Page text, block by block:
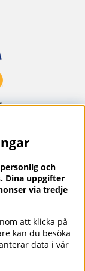
och
Dina uppgifter
via tredje
att klicka på
kan du besöka
data i vår